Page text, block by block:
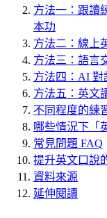
方法一：跟讀
本功
方法二：線上
方法三：語言
方法四：AI
方法五：英文
不同程度的練
哪些情況下「
常見問題 FAQ
提升英文口說
資料來源
延伸閱讀